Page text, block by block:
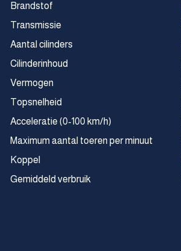
Brandstof
Transmissie
Aantal cilinders
Cilinderinhoud
Vermogen
Topsnelheid
Acceleratie (0-100 km/h)
Maximum aantal toeren per minuut
Koppel
Gemiddeld verbruik